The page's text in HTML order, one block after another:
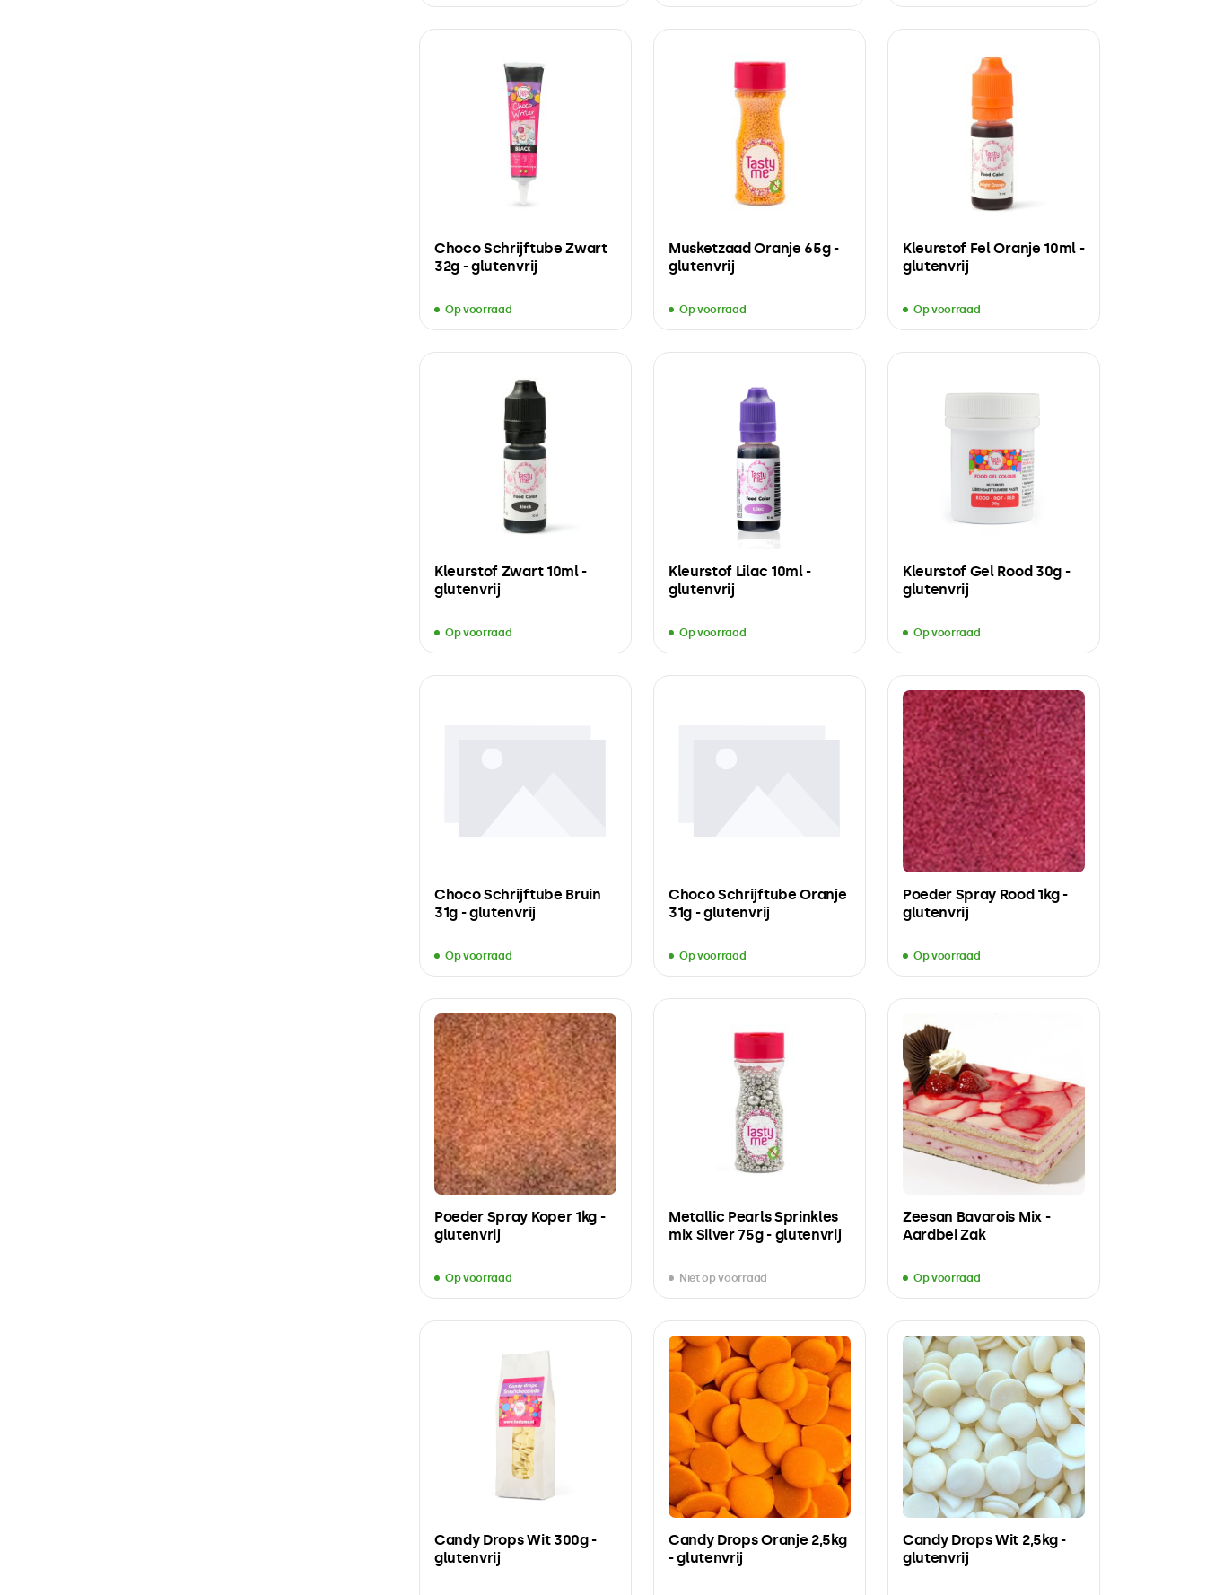
Choco Schrijftube Zwart
32g - glutenvrij
Op voorraad
Musketzaad Oranje 65g -
glutenvrij
Op voorraad
Kleurstof Fel Oranje 10ml -
glutenvrij
Op voorraad
Kleurstof Zwart 10ml -
glutenvrij
Op voorraad
Kleurstof Lilac 10ml -
glutenvrij
Op voorraad
Kleurstof Gel Rood 30g -
glutenvrij
Op voorraad
Choco Schrijftube Bruin
31g - glutenvrij
Op voorraad
Choco Schrijftube Oranje
31g - glutenvrij
Op voorraad
Poeder Spray Rood 1kg -
glutenvrij
Op voorraad
Poeder Spray Koper 1kg -
glutenvrij
Op voorraad
Metallic Pearls Sprinkles
mix Silver 75g - glutenvrij
Niet op voorraad
Zeesan Bavarois Mix -
Aardbei Zak
Op voorraad
Candy Drops Wit 300g -
glutenvrij
Candy Drops Oranje 2,5kg
- glutenvrij
Candy Drops Wit 2,5kg -
glutenvrij